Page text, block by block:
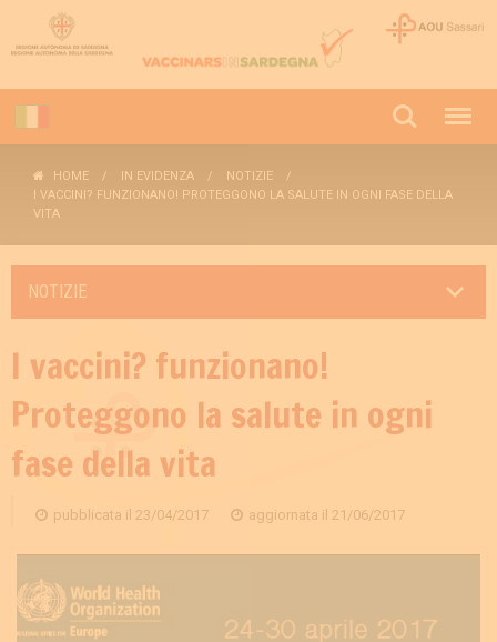
HOME IN EVIDENZA
NOTIZIE
I VACCINI? FUNZIONANO! PROTEGGONO LA SALUTE IN OGNI FASE DELLA
VITA
NOTIZIE
I vaccini? funzionano!
Proteggono la salute in ogni
fase della vita
pubblicata il 23/04/2017 aggiornata il 21/06/2017